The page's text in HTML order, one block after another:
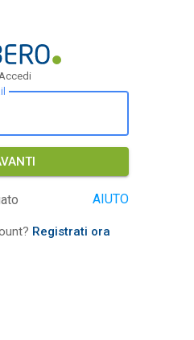
AIUTO
Registrati ora